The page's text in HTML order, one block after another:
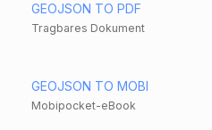
GEOJSON TO PDF
Tragbares Dokument
GEOJSON TO MOBI
Mobipocket-eBook